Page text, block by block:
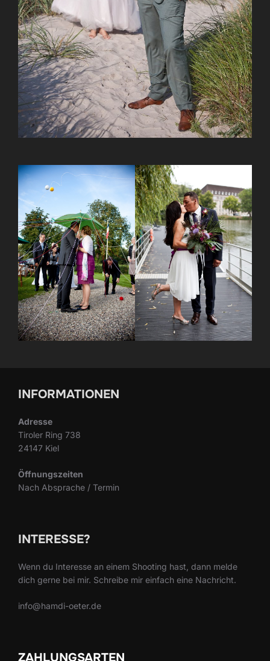
INFORMATIONEN
Adresse
Tiroler Ring 738
24147 Kiel
Öffnungszeiten
Nach Absprache / Termin
INTERESSE?
Wenn du Interesse an einem Shooting hast, dann melde
dich gerne bei mir. Schreibe mir einfach eine Nachricht.
info@hamdi-oeter.de
ZAHLUNGSARTEN